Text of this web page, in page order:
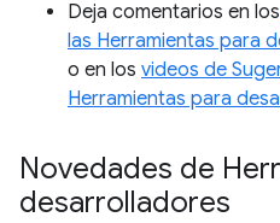
Deja comentarios en los
las Herramientas para
o en los videos de
Herramientas para
Novedades de
desarrolladores